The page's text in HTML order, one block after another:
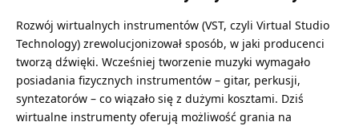
Rozwój wirtualnych instrumentów (VST, czyli Virtual Studio
Technology) zrewolucjonizował sposób, w jaki producenci
tworzą dźwięki. Wcześniej tworzenie muzyki wymagało
posiadania fizycznych instrumentów – gitar, perkusji,
syntezatorów – co wiązało się z dużymi kosztami. Dziś
wirtualne instrumenty oferują możliwość grania na